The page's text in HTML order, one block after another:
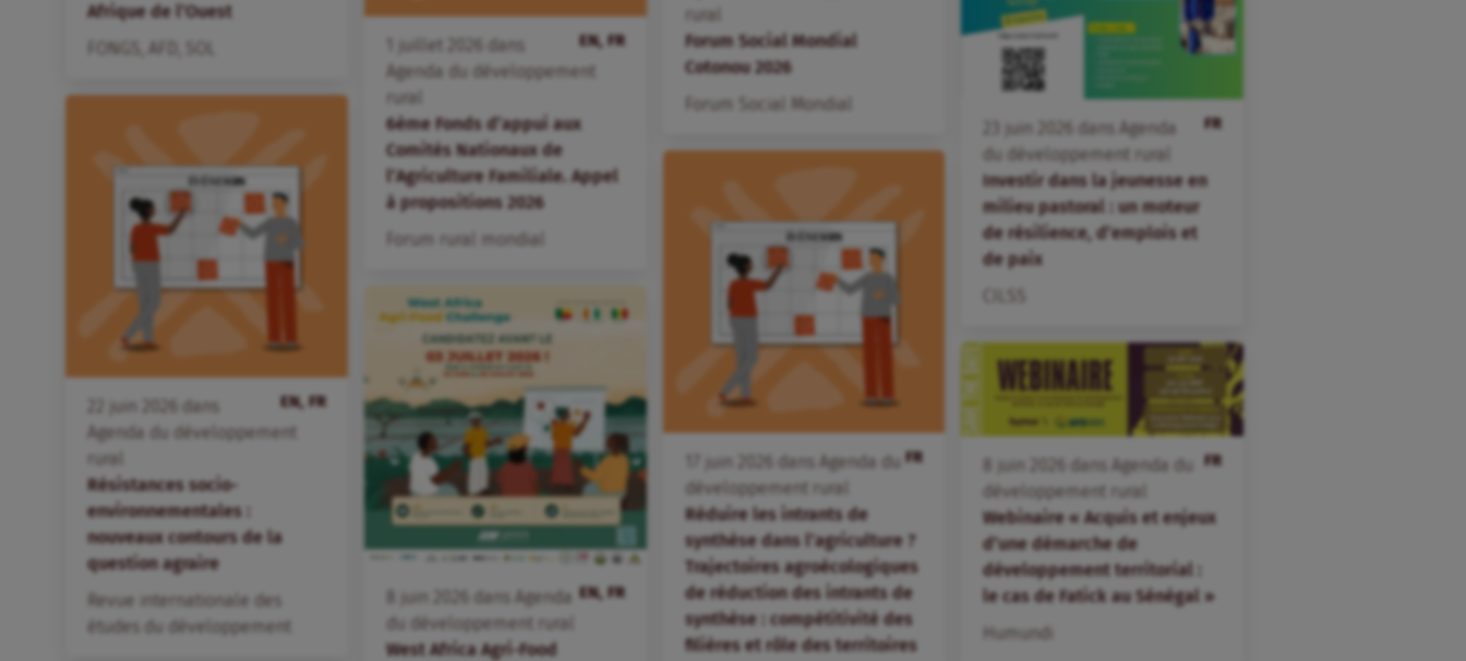
Afrique de l’Ouest
FONGS
EN, FR
juillet
dans
Agenda du développement
rural
6ème Fonds d’appui aux
Comités Nationaux de
l’Agriculture Familiale. Appel
à propositions 2026
Forum rural mondial
rural
Forum Social Mondial
Cotonou 2026
Forum Social Mondial
FR
juin dans
Agenda
du développement rural
Investir dans la jeunesse en
milieu pastoral : un moteur
de résilience, d’emplois et
de paix
EN, FR
juin
dans
Agenda du développement
rural
Résistances socio-
environnementales :
nouveaux contours de la
question agraire
Revue internationale des
études du développement
FR
juin dans
Agenda du
développement rural
Réduire les intrants de
synthèse dans l’agriculture ?
Trajectoires agroécologiques
de réduction des intrants de
synthèse : compétitivité des
filières et rôle des territoires
EN, FR
juin dans
Agenda
du développement rural
West Africa Agri-Food
FR
juin dans
Agenda du
développement rural
Webinaire « Acquis et enjeux
d’une démarche de
développement territorial :
le cas de Fatick au Sénégal »
Humundi